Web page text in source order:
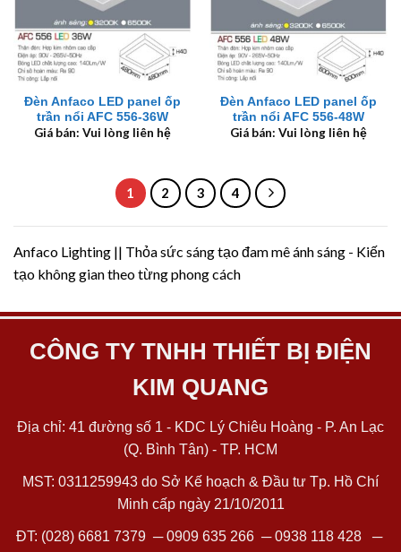
Đèn Anfaco LED panel ốp
trần nổi AFC 556-36W
Giá bán: Vui lòng liên hệ
Đèn Anfaco LED panel ốp
trần nổi AFC 556-48W
Giá bán: Vui lòng liên hệ
1 2 3 4
Anfaco Lighting || Thỏa sức sáng tạo đam mê ánh sáng - Kiến
tạo không gian theo từng phong cách
CÔNG TY TNHH THIẾT BỊ ĐIỆN
KIM QUANG
Địa chỉ: 41 đường số 1 - KDC Lý Chiêu Hoàng - P. An Lạc
(Q. Bình Tân) - TP. HCM
MST: 0311259943 do Sở Kế hoạch & Đầu tư Tp. Hồ Chí
Minh cấp ngày 21/10/2011
ĐT: (028) 6681 7379 ─0909 635 266─0938 118 428─